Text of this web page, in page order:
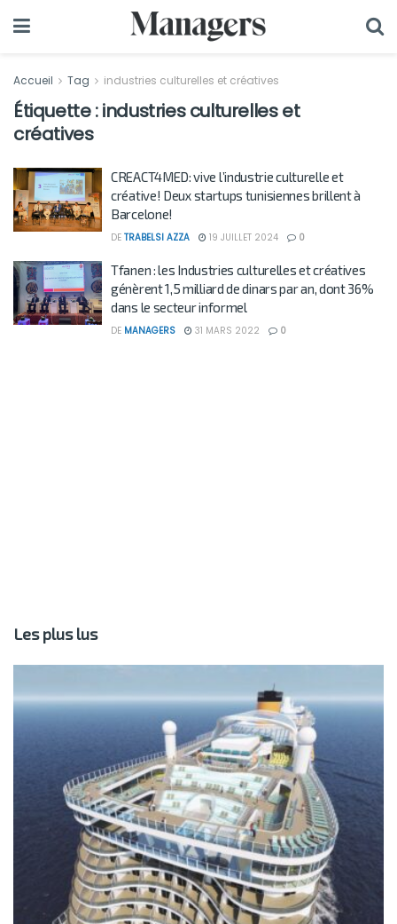
Accueil Tag industries culturelles et créatives
Étiquette :industries culturelles et
créatives
CREACT4MED: vive l’industrie culturelle et
créative! Deux startups tunisiennes brillent à
Barcelone!
DE TRABELSI AZZA 19 JUILLET 2024 0
Tfanen : les Industries culturelles et créatives
génèrent 1,5 milliard de dinars par an, dont 36%
dans le secteur informel
DE MANAGERS 31 MARS 2022 0
Les plus lus